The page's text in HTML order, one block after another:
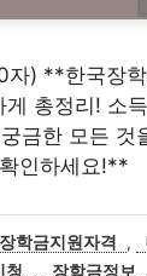
) **한국장
총정리! 소
금한 모든 것
인하세요!**
학금지원자격 ,
청 , 장학금정보